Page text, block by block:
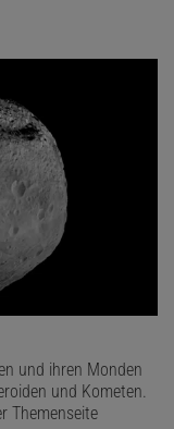
und ihren Monden
und Kometen.
Themenseite